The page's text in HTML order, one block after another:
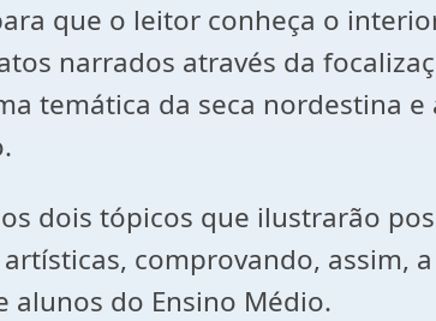
que o leitor conheça o
narrados através da
temática da seca nordestina
dois tópicos que ilustrarão
comprovando,
alunos do Ensino Médio.